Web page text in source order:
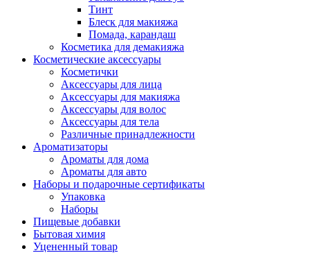
Тинт
Блеск для макияжа
Помада, карандаш
Косметика для демакияжа
Косметические аксессуары
Косметички
Аксессуары для лица
Аксессуары для макияжа
Аксессуары для волос
Аксессуары для тела
Различные принадлежности
Ароматизаторы
Ароматы для дома
Ароматы для авто
Наборы и подарочные сертификаты
Упаковка
Наборы
Пищевые добавки
Бытовая химия
Уцененный товар